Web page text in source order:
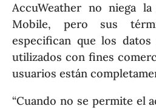
AccuWeather no niega
Mobile, pero sus
especifican que los
utilizados con fines
usuarios están
“Cuando no se permite el